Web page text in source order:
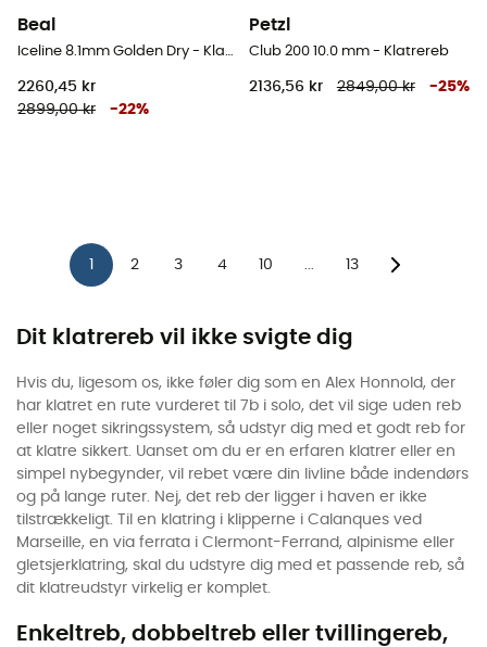
Beal
Iceline 8.1mm Golden Dry - Klatrereb
2260,45 kr
2899,00 kr
-22%
Petzl
Club 200 10.0 mm - Klatrereb
2136,56 kr 2849,00 kr -25%
2 3 4 10 13
Dit klatrereb vil ikke svigte dig
Hvis du, ligesom os, ikke føler dig som en Alex Honnold, der
har klatret en rute vurderet til 7b i solo, det vil sige uden reb
eller noget sikringssystem, så udstyr dig med et godt reb for
at klatre sikkert. Uanset om du er en erfaren klatrer eller en
simpel nybegynder, vil rebet være din livline både indendørs
og på lange ruter. Nej, det reb der ligger i haven er ikke
tilstrækkeligt. Til en klatring i klipperne i Calanques ved
Marseille, en via ferrata i Clermont-Ferrand, alpinisme eller
gletsjerklatring, skal du udstyre dig med et passende reb, så
dit klatreudstyr virkelig er komplet.
Enkeltreb, dobbeltreb eller tvillingereb,